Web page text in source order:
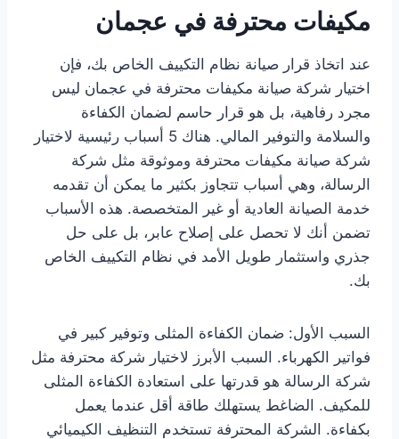
مكيفات محترفة في عجمان
عند اتخاذ قرار صيانة نظام التكييف الخاص بك، فإن
اختيار شركة صيانة مكيفات محترفة في عجمان ليس
مجرد رفاهية، بل هو قرار حاسم لضمان الكفاءة
والسلامة والتوفير المالي. هناك 5 أسباب رئيسية لاختيار
شركة صيانة مكيفات محترفة وموثوقة مثل شركة
الرسالة، وهي أسباب تتجاوز بكثير ما يمكن أن تقدمه
خدمة الصيانة العادية أو غير المتخصصة. هذه الأسباب
تضمن أنك لا تحصل على إصلاح عابر، بل على حل
جذري واستثمار طويل الأمد في نظام التكييف الخاص
بك.
السبب الأول: ضمان الكفاءة المثلى وتوفير كبير في
فواتير الكهرباء. السبب الأبرز لاختيار شركة محترفة مثل
شركة الرسالة هو قدرتها على استعادة الكفاءة المثلى
للمكيف. الضاغط يستهلك طاقة أقل عندما يعمل
بكفاءة. الشركة المحترفة تستخدم التنظيف الكيميائي